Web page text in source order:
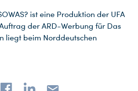
ist eine Produktion der UFA
der ARD-Werbung für Das
liegt beim Norddeutschen